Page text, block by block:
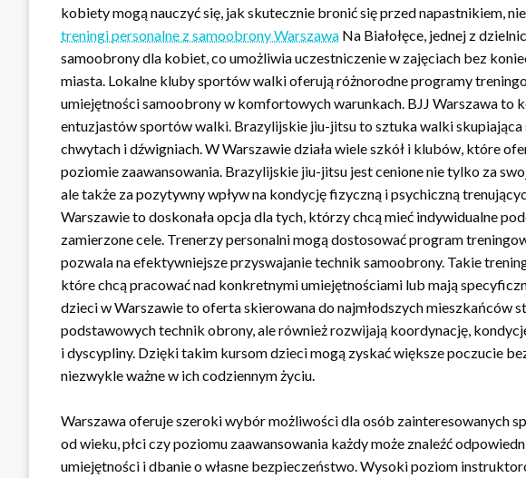
kobiety mogą nauczyć się, jak skutecznie bronić się przed napastnikiem,
treningi personalne z samoobrony Warszawa Na Białołęce, jednej z
samoobrony dla kobiet, co umożliwia uczestniczenie w zajęciach bez
miasta. Lokalne kluby sportów walki oferują różnorodne programy
umiejętności samoobrony w komfortowych warunkach. BJJ Warszawa to
entuzjastów sportów walki. Brazylijskie jiu-jitsu to sztuka walki skupiająca
chwytach i dźwigniach. W Warszawie działa wiele szkół i klubów, które
poziomie zaawansowania. Brazylijskie jiu-jitsu jest cenione nie tylko za
ale także za pozytywny wpływ na kondycję fizyczną i psychiczną
Warszawie to doskonała opcja dla tych, którzy chcą mieć indywidualne
zamierzone cele. Trenerzy personalni mogą dostosować program
pozwala na efektywniejsze przyswajanie technik samoobrony. Takie
które chcą pracować nad konkretnymi umiejętnościami lub mają
dzieci w Warszawie to oferta skierowana do najmłodszych mieszkańców
podstawowych technik obrony, ale również rozwijają koordynację,
i dyscypliny. Dzięki takim kursom dzieci mogą zyskać większe poczucie
niezwykle ważne w ich codziennym życiu.
Warszawa oferuje szeroki wybór możliwości dla osób zainteresowanych
od wieku, płci czy poziomu zaawansowania każdy może znaleźć
umiejętności i dbanie o własne bezpieczeństwo. Wysoki poziom